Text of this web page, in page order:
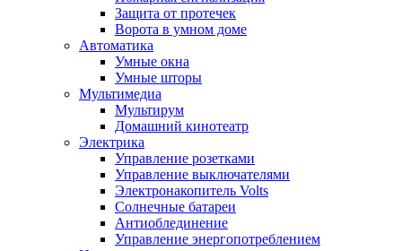
Защита от протечек
Ворота в умном доме
Автоматика
Умные окна
Умные шторы
Мультимедиа
Мультирум
Домашний кинотеатр
Электрика
Управление розетками
Управление выключателями
Электронакопитель Volts
Солнечные батареи
Антиоблединение
Управление энергопотреблением